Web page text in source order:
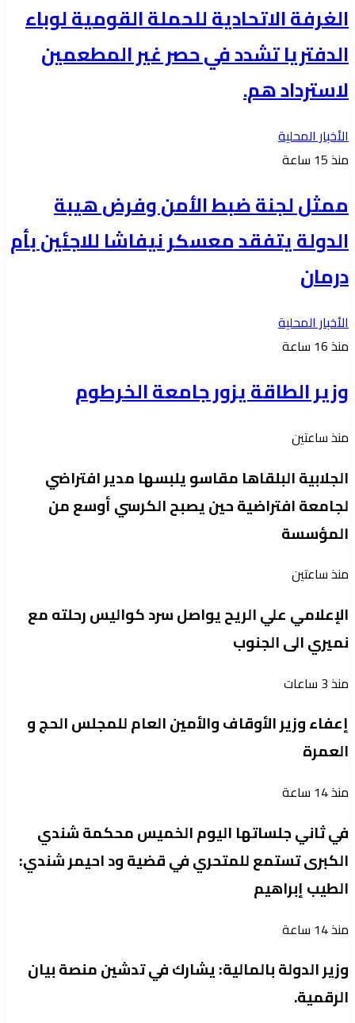
الغرفة الاتحادية للحملة القومية لوباء
الدفتريا تشدد في حصر غير المطعمين
لاسترداد هم.
الأخبار المحلية
منذ 15 ساعة
ممثل لجنة ضبط الأمن وفرض هيبة
الدولة يتفقد معسكر نيفاشا للاجئين بأم
درمان
الأخبار المحلية
منذ 16 ساعة
وزير الطاقة يزور جامعة الخرطوم
منذ ساعتين
الجلابية البلقاها مقاسو يلبسها ​مدير افتراضي
لجامعة افتراضية حين يصبح الكرسي أوسع من
المؤسسة
منذ ساعتين
الإعلامي علي الريح يواصل سرد كواليس رحلته مع
نميري الى الجنوب
منذ 3 ساعات
إعفاء وزير الأوقاف والأمين العام للمجلس الحج و
العمرة
منذ 14 ساعة
في ثاني جلساتها اليوم الخميس محكمة شندي
الكبرى تستمع للمتحري في قضية ود احيمر شندي:
الطيب إبراهيم
منذ 14 ساعة
وزير الدولة بالمالية: يشارك في تدشين منصة بيان
الرقمية.